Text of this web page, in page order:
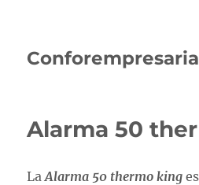
Alarma 50
LaAlarma 50 thermo king